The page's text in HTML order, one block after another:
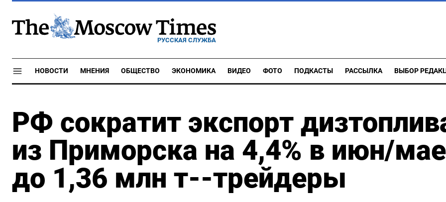
РУССКАЯ СЛУЖБА
НОВОСТИ МНЕНИЯ ОБЩЕСТВО ЭКОНОМИКА ВИДЕО ФОТО ПОДКАСТЫ РАССЫЛКА ВЫБОР
РФ сократит экспорт
из Приморска на 4,4% в июн/мае
до 1,36 млн т--трейдеры